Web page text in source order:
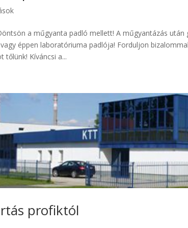
a műgyanta padló mellett! A műgyantázás után
éppen laboratóriuma padlója! Forduljon
Kíváncsi a...
profiktól